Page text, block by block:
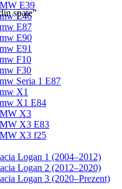
E39
E46
E87
E90
E91
F10
F30
Seria 1 E87
X1
X1 E84
X3
X3 E83
X3 f25
Logan 1 (2004–2012)
Logan 2 (2012–2020)
Logan 3 (2020–Prezent)
spate”